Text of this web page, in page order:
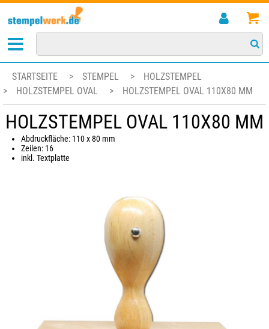
STARTSEITE > STEMPEL >
HOLZSTEMPEL
>
HOLZSTEMPEL OVAL > HOLZSTEMPEL OVAL 110X80 MM
HOLZSTEMPEL OVAL 110X80 MM
Abdruckfläche: 110 x 80 mm
Zeilen: 16
inkl. Textplatte